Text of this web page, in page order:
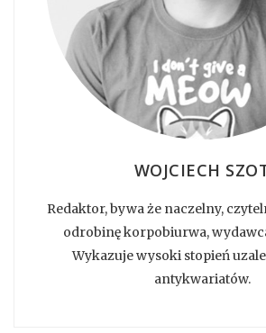
WOJCIECH
Redaktor, bywa że naczelny,
odrobinę korpobiurwa,
Wykazuje wysoki stopień
antykwariatów.